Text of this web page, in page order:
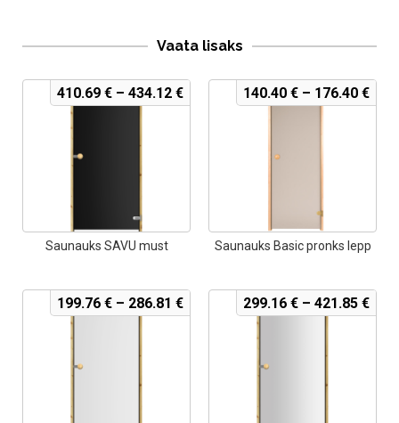
Vaata lisaks
Saunauks SAVU must
410.69 € – 434.12 €
Saunauks Basic pronks lepp
140.40 € – 176.40 €
199.76 € – 286.81 € 299.16 € – 421.85 €